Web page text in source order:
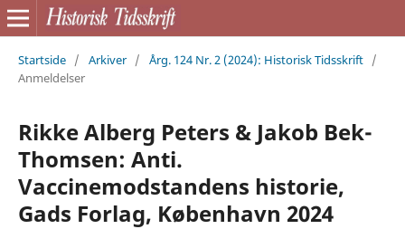
Startside / Arkiver / Årg. 124 Nr. 2 (2024): Historisk Tidsskrift /
Anmeldelser
Rikke Alberg Peters & Jakob Bek-
Thomsen: Anti.
Vaccinemodstandens historie,
Gads Forlag, København 2024